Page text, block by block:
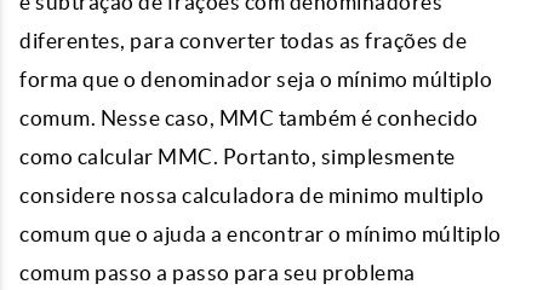
diferentes, para converter todas as frações de
forma que o denominador seja o mínimo múltiplo
comum. Nesse caso, MMC também é conhecido
como calcular MMC. Portanto, simplesmente
considere nossa calculadora de minimo multiplo
comum que o ajuda a encontrar o mínimo múltiplo
comum passo a passo para seu problema